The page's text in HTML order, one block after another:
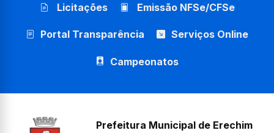
Licitações Emissão NFSe/CFSe
Portal Transparência Serviços Online
Campeonatos
Prefeitura Municipal de Erechim